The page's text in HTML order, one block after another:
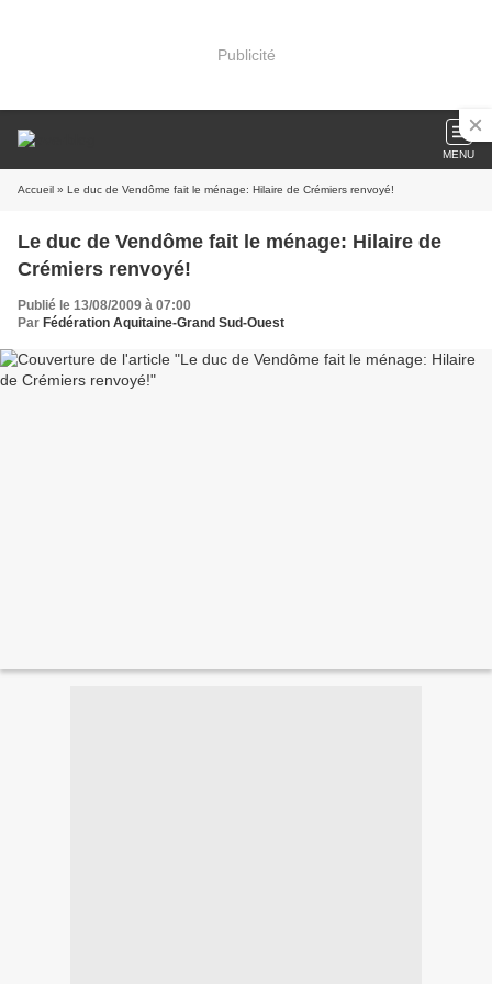
Publicité
MENU
Accueil » Le duc de Vendôme fait le ménage: Hilaire de Crémiers renvoyé!
Le duc de Vendôme fait le ménage: Hilaire de
Crémiers renvoyé!
Publié le 13/08/2009 à 07:00
Par Fédération Aquitaine-Grand Sud-Ouest